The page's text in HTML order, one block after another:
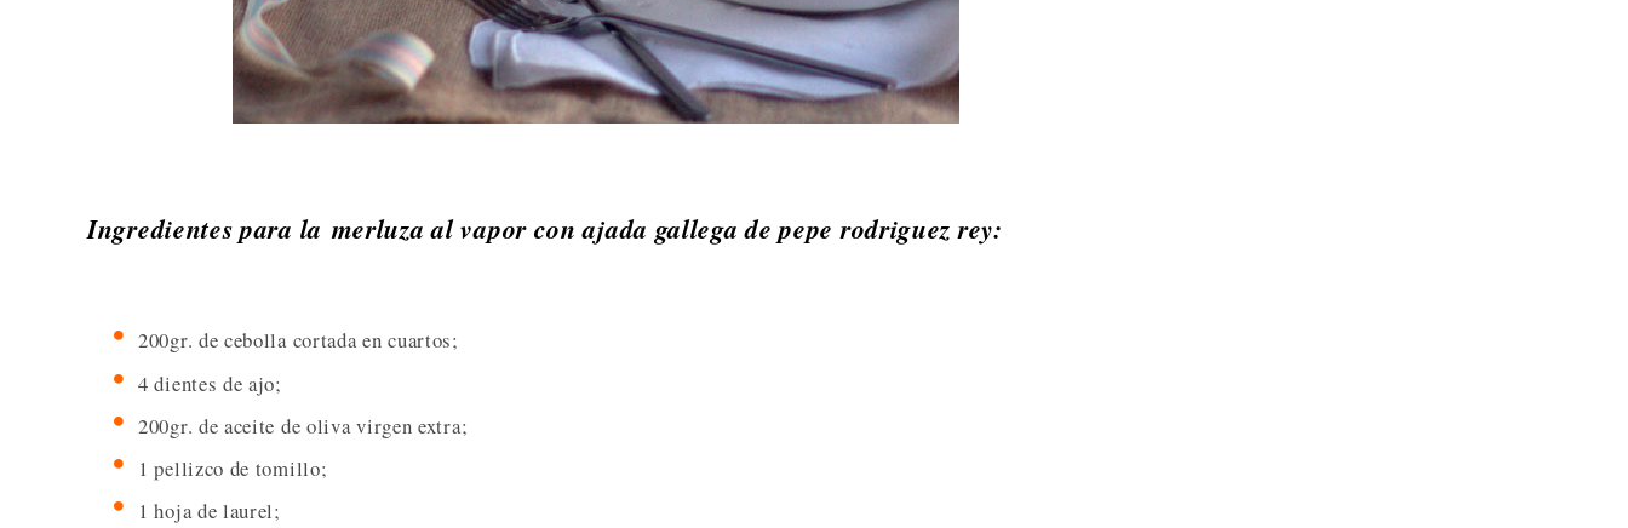
Ingredientes para la merluza al vapor con ajada gallega de pepe rodriguez rey:
200gr. de cebolla cortada en cuartos;
4 dientes de ajo;
200gr. de aceite de oliva virgen extra;
1 pellizco de tomillo;
1 hoja de laurel;